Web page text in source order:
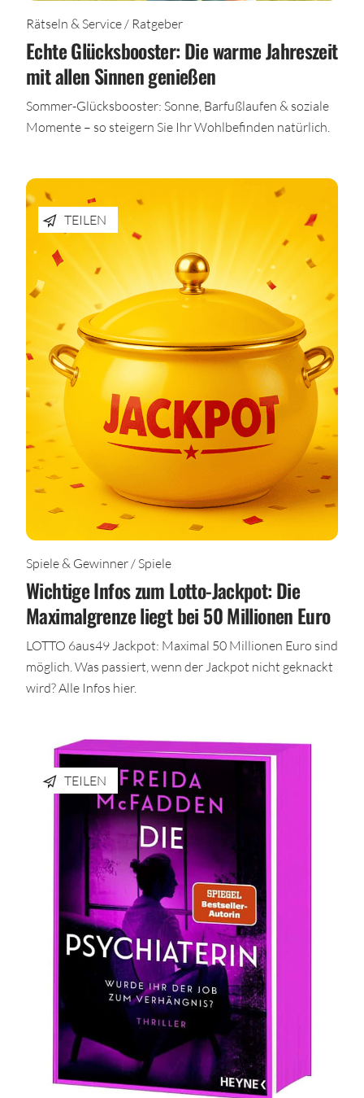
Rätseln & Service / Ratgeber
Echte Glücksbooster: Die warme Jahreszeit
mit allen Sinnen genießen
Sommer-Glücksbooster: Sonne, Barfußlaufen & soziale
Momente – so steigern Sie Ihr Wohlbefinden natürlich.
TEILEN
Spiele & Gewinner / Spiele
Wichtige Infos zum Lotto-Jackpot: Die
Maximalgrenze liegt bei 50 Millionen Euro
LOTTO 6aus49 Jackpot: Maximal 50 Millionen Euro sind
möglich. Was passiert, wenn der Jackpot nicht geknackt
wird? Alle Infos hier.
TEILEN